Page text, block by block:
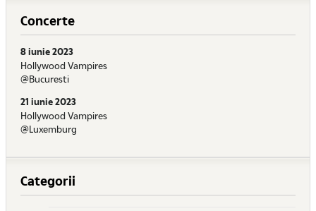
Concerte
8 iunie 2023
Hollywood Vampires
@Bucuresti
21 iunie 2023
Hollywood Vampires
@Luxemburg
Categorii